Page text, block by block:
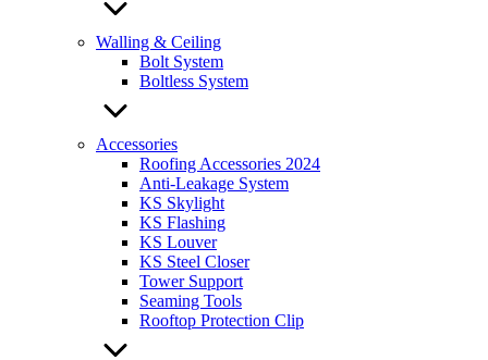
Walling & Ceiling
Bolt System
Boltless System
Accessories
Roofing Accessories 2024
Anti-Leakage System
KS Skylight
KS Flashing
KS Louver
KS Steel Closer
Tower Support
Seaming Tools
Rooftop Protection Clip